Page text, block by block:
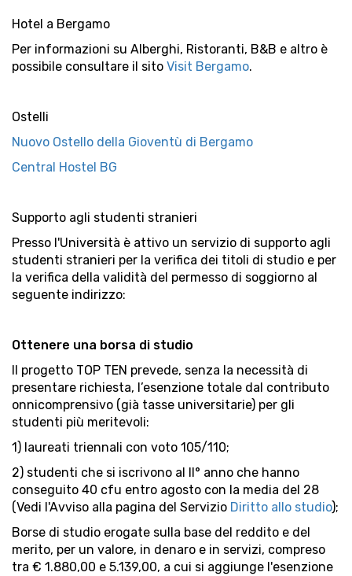
Hotel a Bergamo
Per informazioni su Alberghi, Ristoranti, B&B e altro è
possibile consultare il sito Visit Bergamo.
Ostelli
Nuovo Ostello della Gioventù di Bergamo
Central Hostel BG
Supporto agli studenti stranieri
Presso l'Università è attivo un servizio di supporto agli
studenti stranieri per la verifica dei titoli di studio e per
la verifica della validità del permesso di soggiorno al
seguente indirizzo:
Ottenere una borsa di studio
Il progetto TOP TEN prevede, senza la necessità di
presentare richiesta, l’esenzione totale dal contributo
onnicomprensivo (già tasse universitarie) per gli
studenti più meritevoli:
1) laureati triennali con voto 105/110;
2) studenti che si iscrivono al II° anno che hanno
conseguito 40 cfu entro agosto con la media del 28
(Vedi l'Avviso alla pagina del Servizio Diritto allo studio);
Borse di studio erogate sulla base del reddito e del
merito, per un valore, in denaro e in servizi, compreso
tra € 1.880,00 e 5.139,00, a cui si aggiunge l'esenzione